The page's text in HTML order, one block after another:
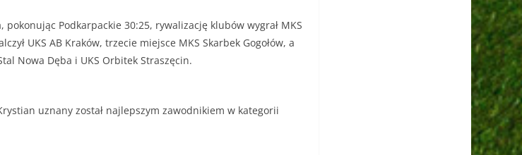
pokonując Podkarpackie 30:25, rywalizację klubów wygrał MKS
UKS AB Kraków, trzecie miejsce MKS Skarbek Gogołów, a
Nowa Dęba i UKS Orbitek Straszęcin.
uznany został najlepszym zawodnikiem w kategorii